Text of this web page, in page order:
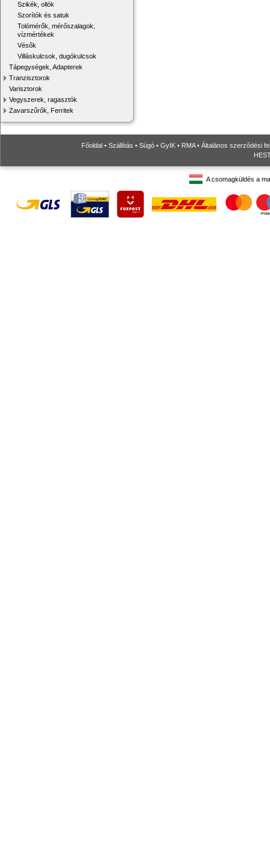
Szikék, ollók
Szorítók és satuk
Tolómérők, mérőszalagok,
vízmértékek
Vésők
Villáskulcsok, dugókulcsok
Tápegységek, Adapterek
Tranzisztorok
Varisztorok
Vegyszerek, ragasztók
Zavarszűrők, Ferritek
Főoldal • Szállítás • Súgó • GyIK • RMA• Általános szerződési
A csomagküldés a